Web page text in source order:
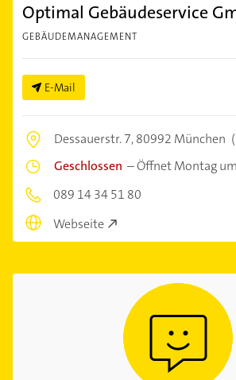
Optimal Gebäudeservice
GEBÄUDEMANAGEMENT
E-Mail
Dessauerstr. 7,80992 München
Geschlossen –Öffnet Montag
089 14 34 51 80
Webseite